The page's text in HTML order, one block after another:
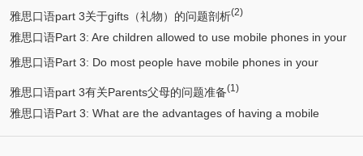
雅思口语part 3关于gifts（礼物）的问题剖析(2)
雅思口语Part 3: Are children allowed to use mobile phones in your
country? 在你的国家，孩子被允许使用手机吗？(2)
雅思口语Part 3: Do most people have mobile phones in your
country? 你国家的大多数人都有手机吗？(2)
雅思口语part 3有关Parents父母的问题准备(1)
雅思口语Part 3: What are the advantages of having a mobile
(1)